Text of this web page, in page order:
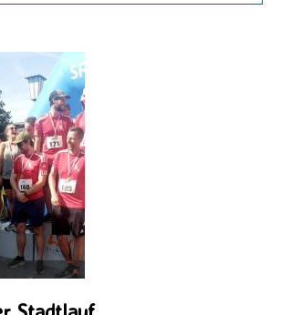
von Läufen oder anderen LSV-
sie werden umgehend online gestellt.